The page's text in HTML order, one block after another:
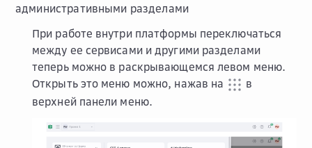
административными разделами
При работе внутри платформы переключаться
между ее сервисами и другими разделами
теперь можно в раскрывающемся левом меню.
Открыть это меню можно, нажав на
в
верхней панели меню.